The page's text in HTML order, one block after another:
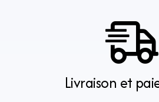
Livraison et